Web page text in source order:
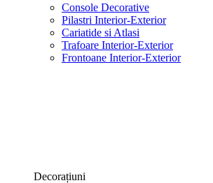
Console Decorative
Pilastri Interior-Exterior
Cariatide si Atlasi
Trafoare Interior-Exterior
Frontoane Interior-Exterior
Decorațiuni